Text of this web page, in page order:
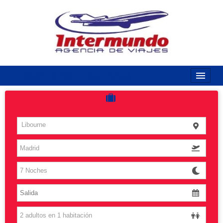
Costas
Vuelos
Islas
Caribe
Grandes Viajes
Libourne